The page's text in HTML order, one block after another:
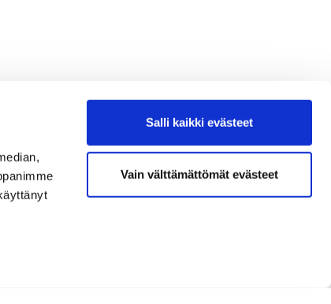
Salli kaikki evästeet
Vain välttämättömät evästeet